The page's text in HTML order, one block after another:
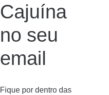
Cajuína
no seu
email
Fique por dentro das